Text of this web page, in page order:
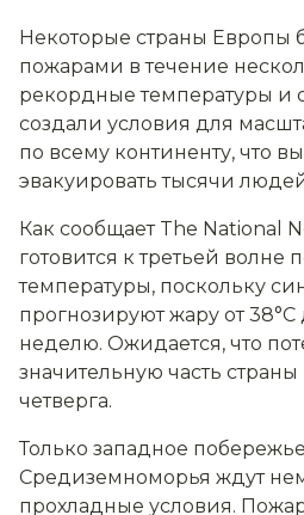
Некоторые страны Европы
пожарами в течение
рекордные температуры и
создали условия для
по всему континенту, что
эвакуировать тысячи
Как сообщает The National
готовится к третьей волне
температуры, поскольку
прогнозируют жару от 38°C
неделю. Ожидается, что
значительную часть
четверга.
Только западное
Средиземноморья ждут
прохладные условия.